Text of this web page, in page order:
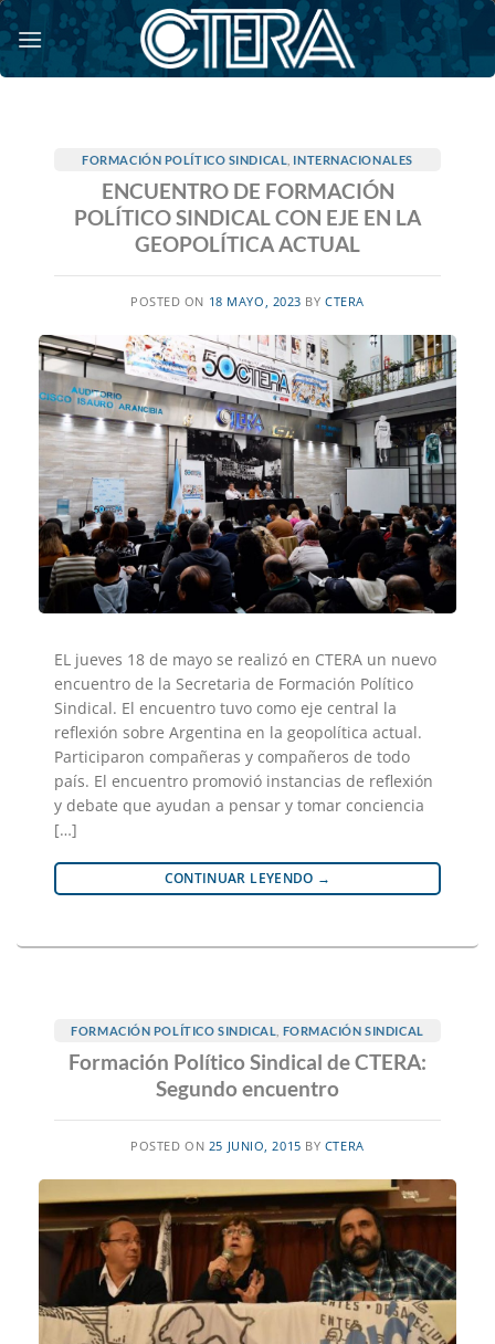
Saltar
al
contenido
FORMACIÓN POLÍTICO SINDICAL INTERNACIONALES
ENCUENTRO DE FORMACIÓN
POLÍTICO SINDICAL CON EJE EN LA
GEOPOLÍTICA ACTUAL
POSTED ON 18 MAYO, 2023 BYCTERA
EL jueves 18 de mayo se realizó en CTERA un nuevo
encuentro de la Secretaria de Formación Político
Sindical. El encuentro tuvo como eje central la
reflexión sobre Argentina en la geopolítica actual.
Participaron compañeras y compañeros de todo
país. El encuentro promovió instancias de reflexión
y debate que ayudan a pensar y tomar conciencia
[…]
CONTINUAR LEYENDO →
FORMACIÓN POLÍTICO SINDICAL FORMACIÓN SINDICAL
Formación Político Sindical de CTERA:
Segundo encuentro
POSTED ON 25 JUNIO, 2015 BY CTERA